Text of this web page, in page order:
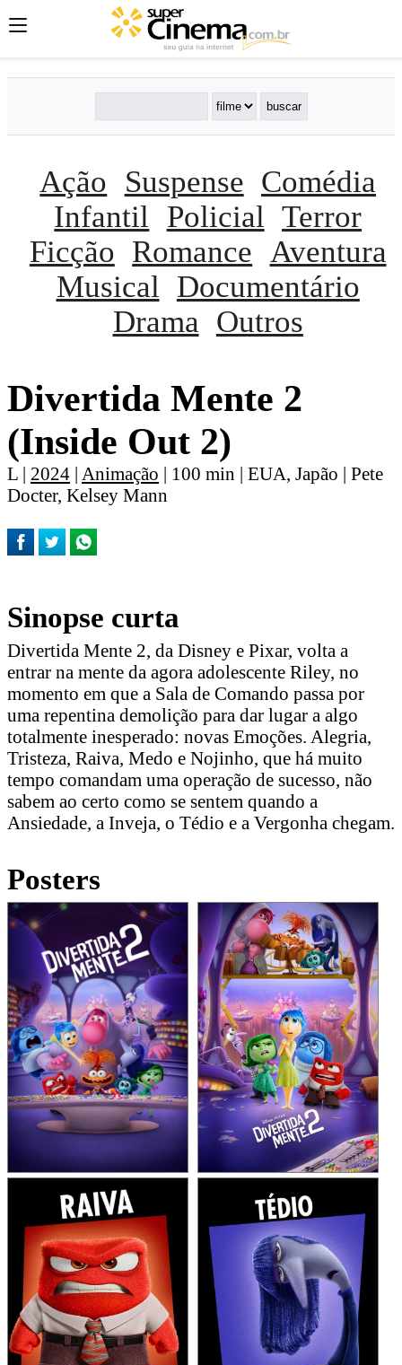
Ação Suspense Comédia
Infantil
Policial Terror
Ficção Romance Aventura
Musical
Documentário
Drama Outros
Divertida Mente 2
(Inside Out 2)
L | 2024 | Animação | 100 min | EUA, Japão | Pete
Docter, Kelsey Mann
Sinopse curta
Divertida Mente 2, da Disney e Pixar, volta a
entrar na mente da agora adolescente Riley, no
momento em que a Sala de Comando passa por
uma repentina demolição para dar lugar a algo
totalmente inesperado: novas Emoções. Alegria,
Tristeza, Raiva, Medo e Nojinho, que há muito
tempo comandam uma operação de sucesso, não
sabem ao certo como se sentem quando a
Ansiedade, a Inveja, o Tédio e a Vergonha chegam.
Posters